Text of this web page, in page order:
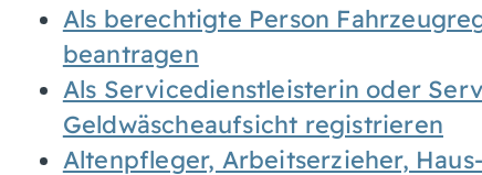
Als berechtigte Person
beantragen
Als Servicedienstleisterin oder
Geldwäscheaufsicht registrieren
Altenpfleger, Arbeitserzieher,